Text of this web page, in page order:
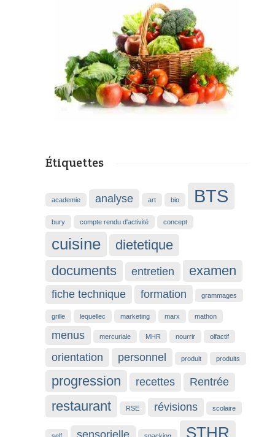
Étiquettes
academie analyse art bio BTS
bury compte rendu d'activité concept
cuisine
dietetique
documents
entretien examen
fiche technique formation grammages
grille lequellec marketing marx mathon
menus mercuriale MHR nourrir olfactif
orientation personnel produit produits
progression recettes Rentrée
restaurant RSE révisions scolaire
STHR